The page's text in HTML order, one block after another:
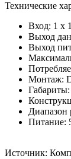
Технические
Вход: 1 x
Выход
Выход
Монтаж:
Диапазон
Питание:
Источник: